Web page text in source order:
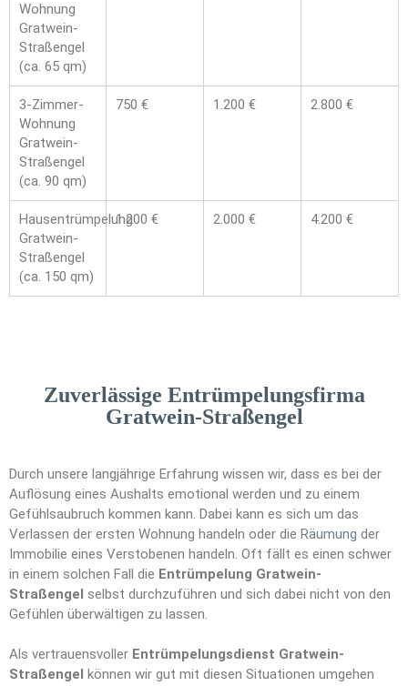
Wohnung
Gratwein-
Straßengel
(ca. 65 qm)
3-Zimmer-
Wohnung
Gratwein-
Straßengel
(ca. 90 qm)
750 € 1.200 € 2.800 €
Hausentrümpelung
Gratwein-
Straßengel
(ca. 150 qm)
1.200 € 2.000 € 4.200 €
Zuverlässige Entrümpelungsfirma
Gratwein-Straßengel
Durch unsere langjährige Erfahrung wissen wir, dass es bei der
Auflösung eines Aushalts emotional werden und zu einem
Gefühlsaubruch kommen kann. Dabei kann es sich um das
Verlassen der ersten Wohnung handeln oder die Räumung der
Immobilie eines Verstobenen handeln. Oft fällt es einen schwer
in einem solchen Fall die Entrümpelung Gratwein-
Straßengel selbst durchzuführen und sich dabei nicht von den
Gefühlen überwältigen zu lassen.
Als vertrauensvoller Entrümpelungsdienst Gratwein-
Straßengel
können wir gut mit diesen Situationen umgehen